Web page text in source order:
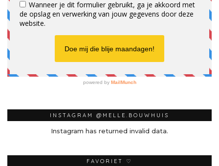
INSTAGRAM @MELLE.BOUWHUIS
Instagram has returned invalid data.
FAVORIET ♡